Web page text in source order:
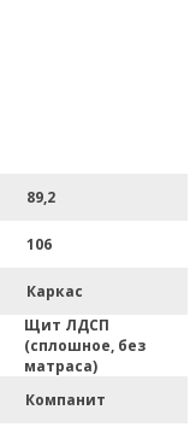
89,2
106
Каркас
Щит ЛДСП
(сплошное, без
матраса)
Компанит